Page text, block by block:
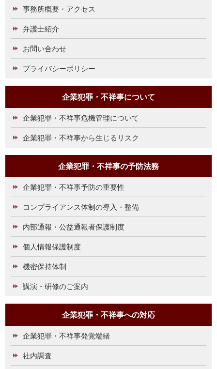
事務所概要・アクセス
弁護士紹介
お問い合わせ
プライバシーポリシー
企業犯罪・不祥事について
企業犯罪・不祥事危機管理について
企業犯罪・不祥事から生じるリスク
企業犯罪・不祥事の予防法務
企業犯罪・不祥事予防の重要性
コンプライアンス体制の導入・整備
内部通報・公益通報者保護制度
個人情報保護制度
機密保持体制
講演・研修のご案内
企業犯罪・不祥事への対応
企業犯罪・不祥事発覚端緒
社内調査